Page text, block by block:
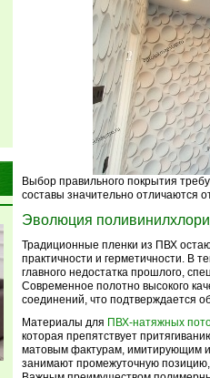
Выбор правильного покрытия
составы значительно отличаются
Эволюция
Традиционные пленки из ПВХ
практичности и герметичности. В
главного недостатка прошлого,
Современное полотно высокого
соединений, что подтверждается
Материалы для ПВХ-натяжных
которая препятствует
матовым фактурам, имитирующим
занимают промежуточную позицию,